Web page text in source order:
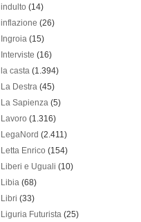
indulto (14)
inflazione (26)
Ingroia (15)
Interviste (16)
la casta (1.394)
La Destra (45)
La Sapienza (5)
Lavoro (1.316)
LegaNord (2.411)
Letta Enrico (154)
Liberi e Uguali (10)
Libia (68)
Libri (33)
Liguria Futurista (25)